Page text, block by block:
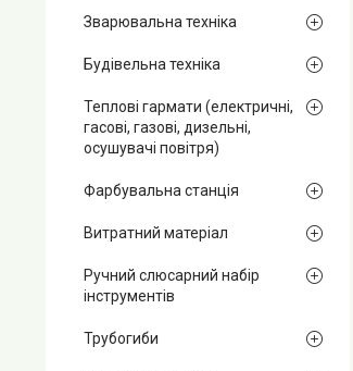
Зварювальна техніка
Будівельна техніка
Теплові гармати (електричні,
гасові, газові, дизельні,
осушувачі повітря)
Фарбувальна станція
Витратний матеріал
Ручний слюсарний набір
інструментів
Трубогиби